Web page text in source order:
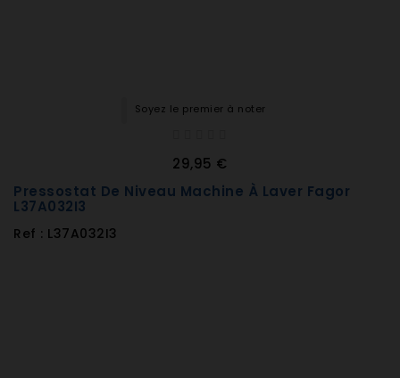
Soyez le premier à noter
29,95 €
Pressostat De Niveau Machine À Laver Fagor
L37A032I3
Ref : L37A032I3